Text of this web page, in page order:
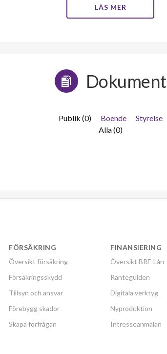
LÄS MER
Dokument
Publik (0) Boende
Styrelse
Alla (0)
FÖRSÄKRING
Översikt försäkring
Försäkringsskydd
Tillsyn och ansvar
Förebygg skador
Skapa förfrågan
FINANSIERING
Översikt BRF-Lån
Ränteguiden
Digitala verktyg
Nyproduktion
Intresseanmälan